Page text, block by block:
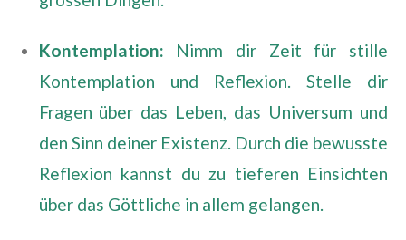
Kontemplation: Nimm dir Zeit für stille
Kontemplation und Reflexion. Stelle dir
Fragen über das Leben, das Universum und
den Sinn deiner Existenz. Durch die bewusste
Reflexion kannst du zu tieferen Einsichten
über das Göttliche in allem gelangen.